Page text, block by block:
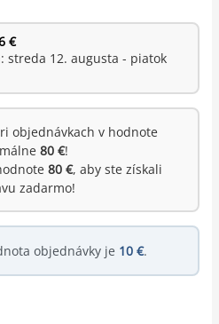
€
streda 12. augusta - piatok
objednávkach v hodnote
80 €!
80 €, aby ste získali
zadarmo!
objednávky je 10 €.